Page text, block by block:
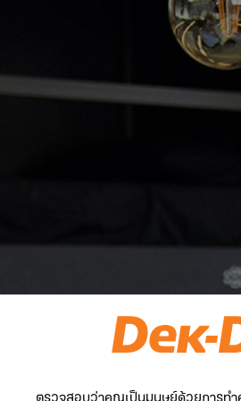
ตรวจสอบว่าคุณเป็นมนุษย์ด้วยการทำ